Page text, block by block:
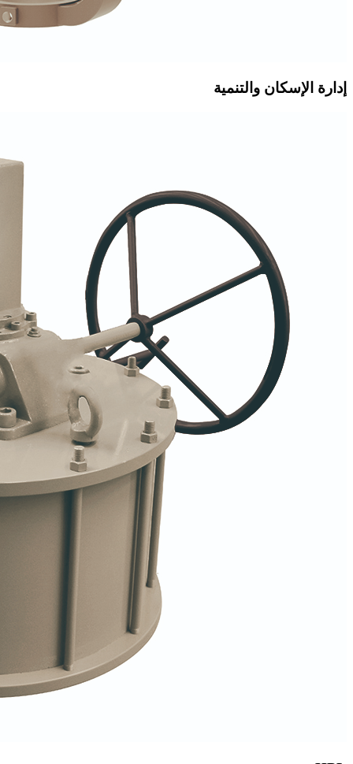
إدارة الإسكان والتنمية